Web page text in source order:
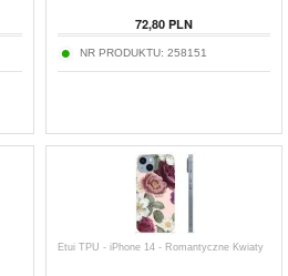
72,80 PLN
NR PRODUKTU: 258151
Etui TPU - iPhone 14 - Romantyczne Kwiaty